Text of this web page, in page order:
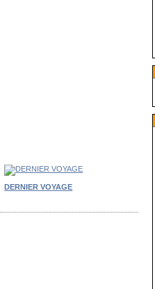
DERNIER VOYAGE